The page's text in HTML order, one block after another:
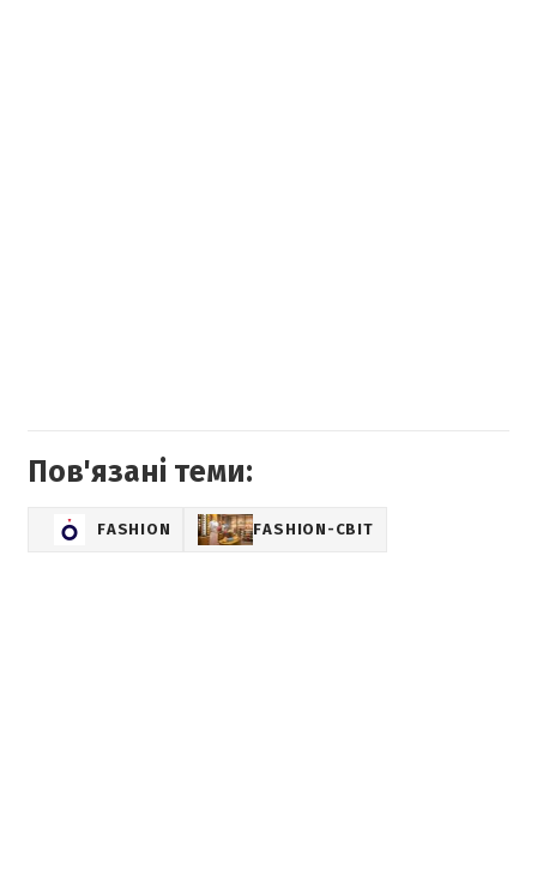
Пов'язані теми:
FASHION FASHION-СВІТ